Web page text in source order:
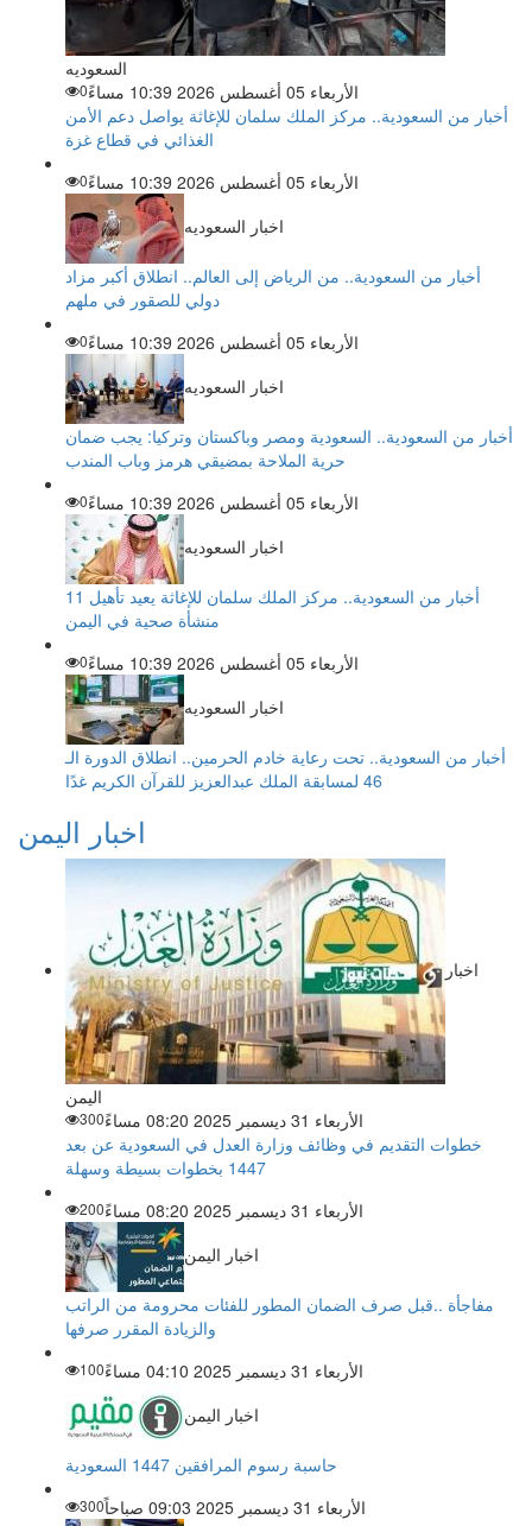
السعوديه
الأربعاء 05 أغسطس 2026 10:39 مساءً
0
أخبار من السعودية.. مركز الملك سلمان للإغاثة يواصل دعم الأمن
الغذائي في قطاع غزة
الأربعاء 05 أغسطس 2026 10:39 مساءً
0
اخبار السعوديه
أخبار من السعودية.. من الرياض إلى العالم.. انطلاق أكبر مزاد
دولي للصقور في ملهم
الأربعاء 05 أغسطس 2026 10:39 مساءً
0
اخبار السعوديه
أخبار من السعودية.. السعودية ومصر وباكستان وتركيا: يجب ضمان
حرية الملاحة بمضيقي هرمز وباب المندب
الأربعاء 05 أغسطس 2026 10:39 مساءً
0
اخبار السعوديه
أخبار من السعودية.. مركز الملك سلمان للإغاثة يعيد تأهيل 11
منشأة صحية في اليمن
الأربعاء 05 أغسطس 2026 10:39 مساءً
0
اخبار السعوديه
أخبار من السعودية.. تحت رعاية خادم الحرمين.. انطلاق الدورة الـ
46 لمسابقة الملك عبدالعزيز للقرآن الكريم غدًا
اخبار اليمن
اخبار
اليمن
الأربعاء 31 ديسمبر 2025 08:20 مساءً
300
خطوات التقديم في وظائف وزارة العدل في السعودية عن بعد
1447 بخطوات بسيطة وسهلة
الأربعاء 31 ديسمبر 2025 08:20 مساءً
200
اخبار اليمن
مفاجأة ..قبل صرف الضمان المطور للفئات محرومة من الراتب
والزيادة المقرر صرفها
الأربعاء 31 ديسمبر 2025 04:10 مساءً
100
اخبار اليمن
حاسبة رسوم المرافقين 1447 السعودية
الأربعاء 31 ديسمبر 2025 09:03 صباحاً
300